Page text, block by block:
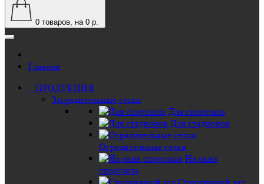
0 товаров, на 0 р.
Главная
ПРОДУКЦИЯ
Заградительные сетки
Для спортзала
Для стадионов
Оградительные сетки
На окна
спортзала